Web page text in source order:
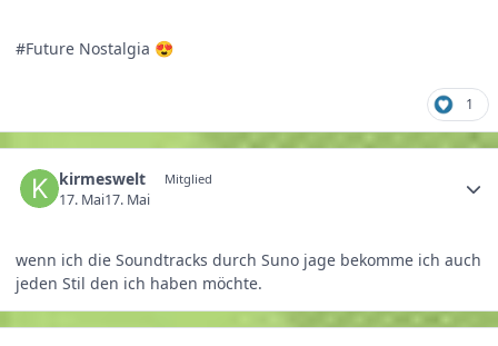
#Future Nostalgia 😍
1
kirmeswelt Mitglied
17. Mai17. Mai
wenn ich die Soundtracks durch Suno jage bekomme ich auch
jeden Stil den ich haben möchte.